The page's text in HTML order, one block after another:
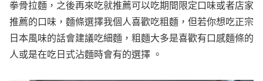
拳骨拉麵，之後再來吃就推薦可以吃期間限定口味或者店家
推薦的口味，麵條選擇我個人喜歡吃粗麵，但若你想吃正宗
日本風味的話會建議吃細麵，粗麵大多是喜歡有口感麵條的
人或是在吃日式沾麵時會有的選擇 。